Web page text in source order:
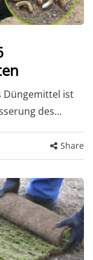
Düngemittel ist
des…
Share